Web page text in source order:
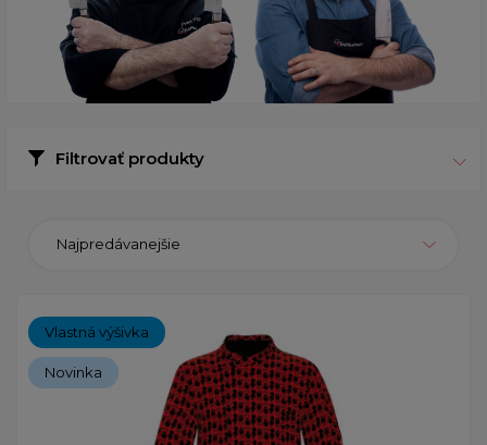
Filtrovať produkty
Najpredávanejšie
Vlastná výšivka
Novinka